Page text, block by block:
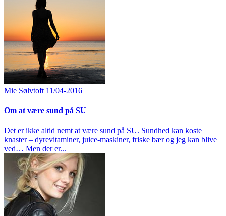
Mie Sølvtoft 11/04-2016
Om at være sund på SU
Det er ikke altid nemt at være sund på SU. Sundhed kan koste
knaster – dyrevitaminer, juice-maskiner, friske bær og jeg kan blive
ved… Men der er...